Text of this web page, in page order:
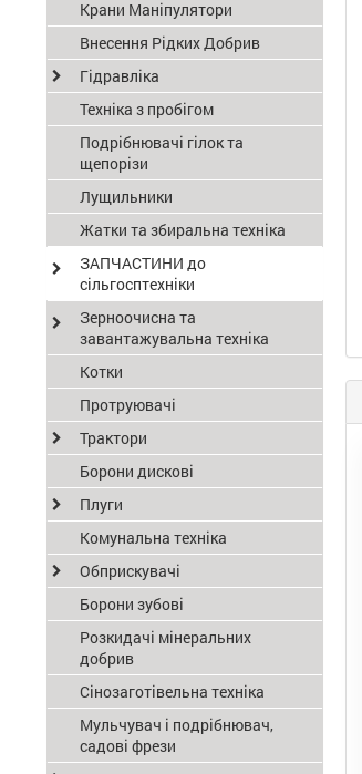
Крани Маніпулятори
Внесення Рідких Добрив
Гідравліка
Техніка з пробігом
Подрібнювачі гілок та
щепорізи
Лущильники
Жатки та збиральна техніка
ЗАПЧАСТИНИ до
сільгосптехніки
Зерноочисна та
завантажувальна техніка
Котки
Протруювачі
Трактори
Борони дискові
Плуги
Комунальна техніка
Обприскувачі
Борони зубові
Розкидачі мінеральних
добрив
Сінозаготівельна техніка
Мульчувач і подрібнювач,
садові фрези